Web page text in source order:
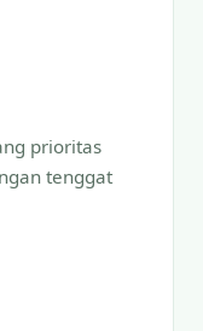
prioritas
tenggat